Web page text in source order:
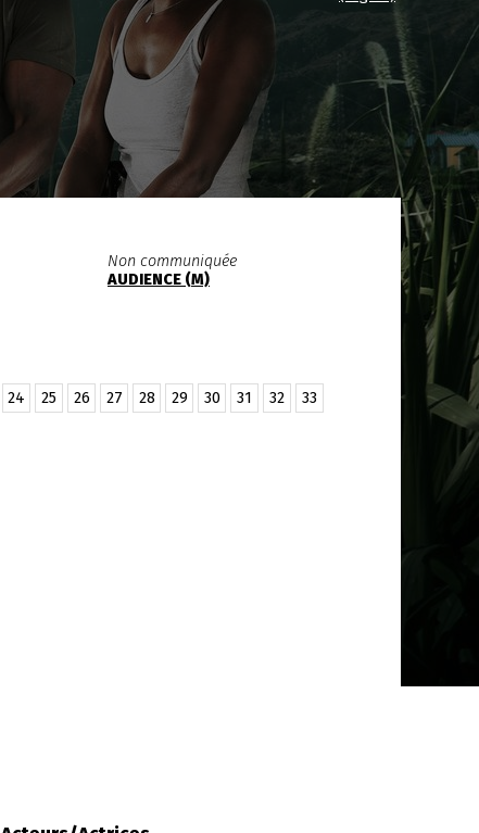
Non communiquée
AUDIENCE (M)
24 25 26 27 28 29 30 31 32
33